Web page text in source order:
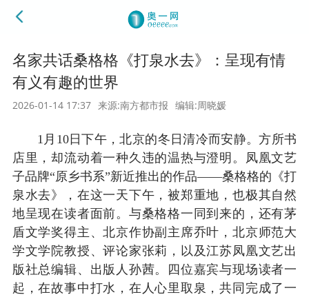
名家共话桑格格《打泉水去》：呈现有情
有义有趣的世界
2026-01-14 17:37 来源:南方都市报 编辑:周晓媛
1月10日下午，北京的冬日清冷而安静。方所书
店里，却流动着一种久违的温热与澄明。凤凰文艺
子品牌“原乡书系”新近推出的作品——桑格格的《打
泉水去》，在这一天下午，被郑重地，也极其自然
地呈现在读者面前。与桑格格一同到来的，还有茅
盾文学奖得主、北京作协副主席乔叶，北京师范大
学文学院教授、评论家张莉，以及江苏凤凰文艺出
版社总编辑、出版人孙茜。四位嘉宾与现场读者一
起，在故事中打水，在人心里取泉，共同完成了一